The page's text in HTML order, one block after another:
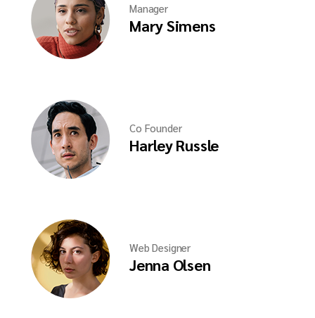
Manager
Mary Simens
Co Founder
Harley Russle
Web Designer
Jenna Olsen